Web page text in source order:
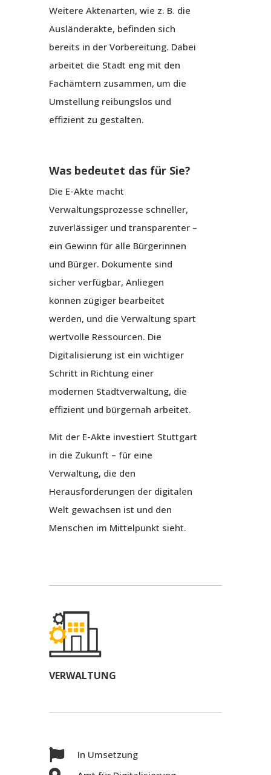
Weitere Aktenarten, wie z. B. die
Ausländerakte, befinden sich
bereits in der Vorbereitung. Dabei
arbeitet die Stadt eng mit den
Fachämtern zusammen, um die
Umstellung reibungslos und
effizient zu gestalten.
Was bedeutet das für Sie?
Die E-Akte macht
Verwaltungsprozesse schneller,
zuverlässiger und transparenter –
ein Gewinn für alle Bürgerinnen
und Bürger. Dokumente sind
sicher verfügbar, Anliegen
können zügiger bearbeitet
werden, und die Verwaltung spart
wertvolle Ressourcen. Die
Digitalisierung ist ein wichtiger
Schritt in Richtung einer
modernen Stadtverwaltung, die
effizient und bürgernah arbeitet.
Mit der E-Akte investiert Stuttgart
in die Zukunft – für eine
Verwaltung, die den
Herausforderungen der digitalen
Welt gewachsen ist und den
Menschen im Mittelpunkt sieht.
VERWALTUNG
 In Umsetzung